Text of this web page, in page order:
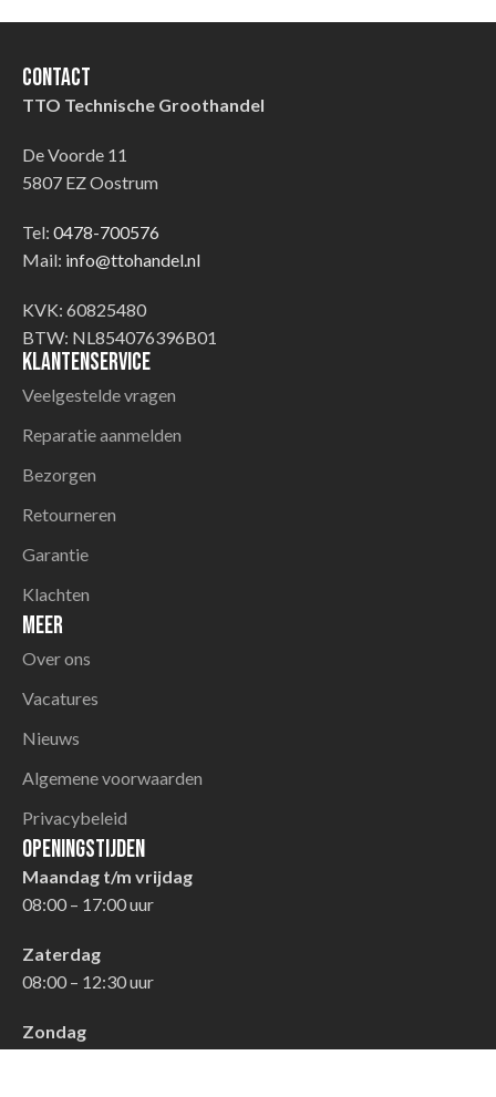
Contact
TTO Technische Groothandel
De Voorde 11
5807 EZ Oostrum
Tel: 0478-700576
Mail: info@ttohandel.nl
KVK: 60825480
BTW: NL854076396B01
Klantenservice
Veelgestelde vragen
Reparatie aanmelden
Bezorgen
Retourneren
Garantie
Klachten
Meer
Over ons
Vacatures
Nieuws
Algemene voorwaarden
Privacybeleid
Openingstijden
Maandag t/m vrijdag
08:00 – 17:00 uur
Zaterdag
08:00 – 12:30 uur
Zondag